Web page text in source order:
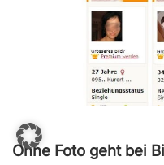
Ohne Foto geht bei